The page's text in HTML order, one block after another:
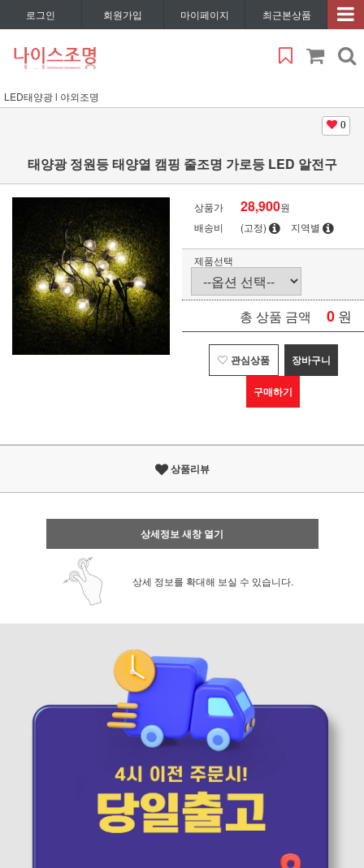
로그인 회원가입 마이페이지 최근본상품
LED태양광 l 야외조명
0
태양광 정원등 태양열 캠핑 줄조명 가로등 LED 알전구
상품가 28,900원
배송비
(고정) 지역별
제품선택
총 상품 금액 0 원
관심상품 장바구니
구매하기
상품리뷰
상세정보 새창 열기
상세 정보를 확대해 보실 수 있습니다.